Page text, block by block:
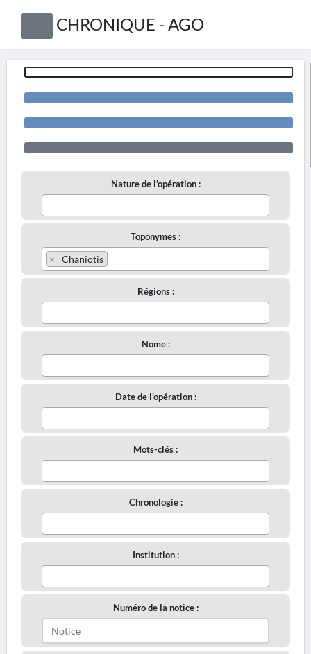
CHRONIQUE - AGO
Nature de l'opération :
Toponymes :
× Chaniotis
Régions :
Nome :
Date de l'opération :
Mots-clés :
Chronologie :
Institution :
Numéro de la notice :